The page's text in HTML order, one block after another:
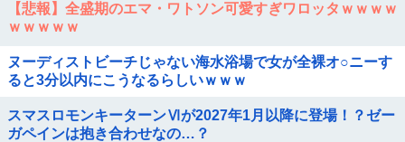
【悲報】全盛期のエマ・ワトソン可愛すぎワロッタｗｗｗｗ
ｗｗｗｗｗ
ヌーディストビーチじゃない海水浴場で女が全裸オ○ニーす
ると3分以内にこうなるらしいｗｗｗ
スマスロモンキーターンⅥが2027年1月以降に登場！？ゼー
ガペインは抱き合わせなの…？